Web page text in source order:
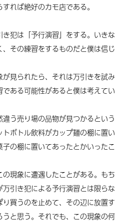
れば絶好のカモ店である。
犯は「予行演習」をする。いきな
その練習をするものだと僕は信じ
見られたら、それは万引きを試み
ある可能性があると僕は考えてい
う売り場の品物が見つかるという
ボトル飲料がカップ麺の棚に置い
の棚に置いてあったとかいったこ
現象に遭遇したことがある。もち
引き犯による予行演習とは限らな
買うのを止めて、その辺に放置す
と思う。それでも、この現象の何